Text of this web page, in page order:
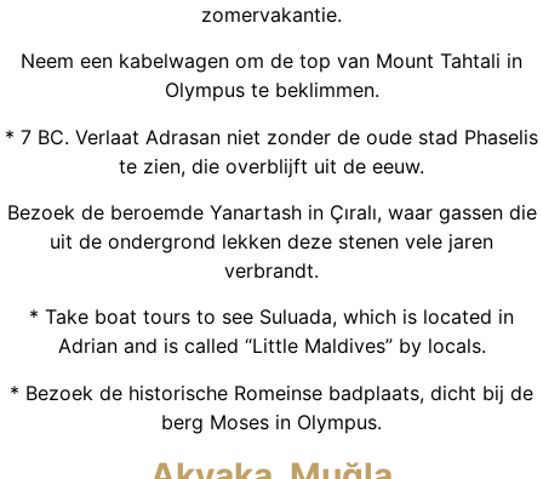
zomervakantie.
Neem een kabelwagen om de top van Mount Tahtali in
Olympus te beklimmen.
* 7 BC. Verlaat Adrasan niet zonder de oude stad Phaselis
te zien, die overblijft uit de eeuw.
Bezoek de beroemde Yanartash in Çıralı, waar gassen die
uit de ondergrond lekken deze stenen vele jaren
verbrandt.
* Take boat tours to see Suluada, which is located in
Adrian and is called “Little Maldives” by locals.
* Bezoek de historische Romeinse badplaats, dicht bij de
berg Moses in Olympus.